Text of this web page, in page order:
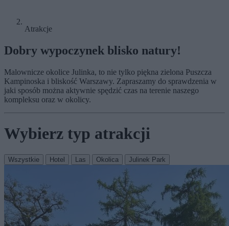
Atrakcje
Dobry wypoczynek blisko natury!
Malownicze okolice Julinka, to nie tylko piękna zielona Puszcza
Kampinoska i bliskość Warszawy. Zapraszamy do sprawdzenia w
jaki sposób można aktywnie spędzić czas na terenie naszego
kompleksu oraz w okolicy.
Wybierz typ atrakcji
Wszystkie Hotel Las Okolica Julinek Park